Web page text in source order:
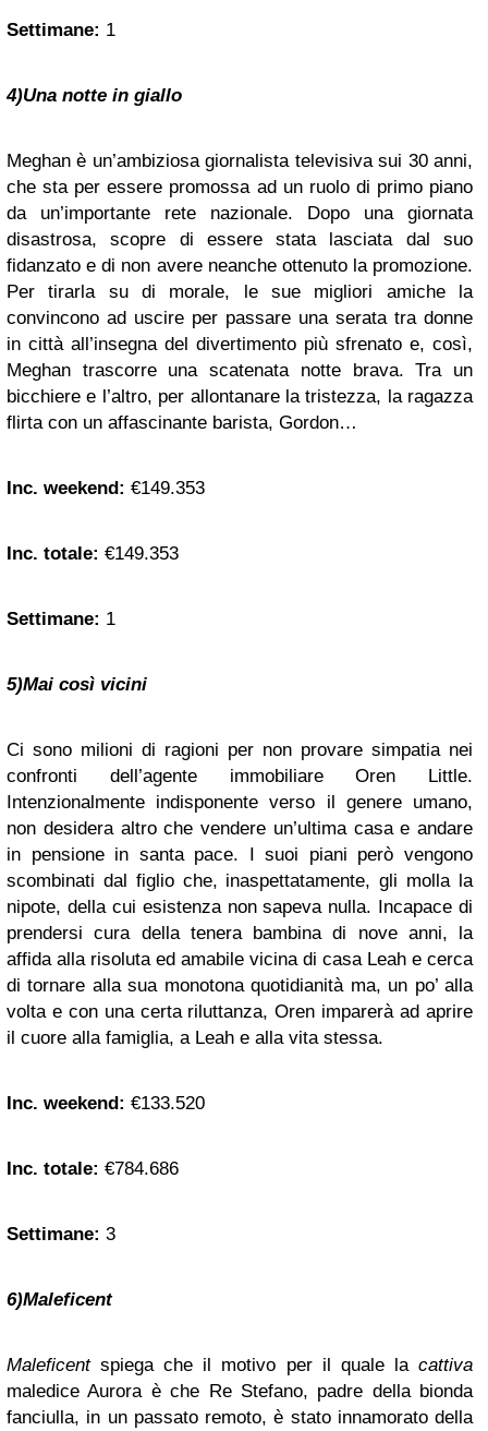
Settimane: 1
4)Una notte in giallo
Meghan è un’ambiziosa giornalista televisiva sui 30 anni,
che sta per essere promossa ad un ruolo di primo piano
da un’importante rete nazionale. Dopo una giornata
disastrosa, scopre di essere stata lasciata dal suo
fidanzato e di non avere neanche ottenuto la promozione.
Per tirarla su di morale, le sue migliori amiche la
convincono ad uscire per passare una serata tra donne
in città all’insegna del divertimento più sfrenato e, così,
Meghan trascorre una scatenata notte brava. Tra un
bicchiere e l’altro, per allontanare la tristezza, la ragazza
flirta con un affascinante barista, Gordon…
Inc. weekend: €149.353
Inc. totale: €149.353
Settimane: 1
5)Mai così vicini
Ci sono milioni di ragioni per non provare simpatia nei
confronti dell’agente immobiliare Oren Little.
Intenzionalmente indisponente verso il genere umano,
non desidera altro che vendere un’ultima casa e andare
in pensione in santa pace. I suoi piani però vengono
scombinati dal figlio che, inaspettatamente, gli molla la
nipote, della cui esistenza non sapeva nulla. Incapace di
prendersi cura della tenera bambina di nove anni, la
affida alla risoluta ed amabile vicina di casa Leah e cerca
di tornare alla sua monotona quotidianità ma, un po’ alla
volta e con una certa riluttanza, Oren imparerà ad aprire
il cuore alla famiglia, a Leah e alla vita stessa.
Inc. weekend: €133.520
Inc. totale: €784.686
Settimane: 3
6)Maleficent
Maleficentspiega che il motivo per il quale lacattiva
maledice Aurora è che Re Stefano, padre della bionda
fanciulla, in un passato remoto, è stato innamorato della